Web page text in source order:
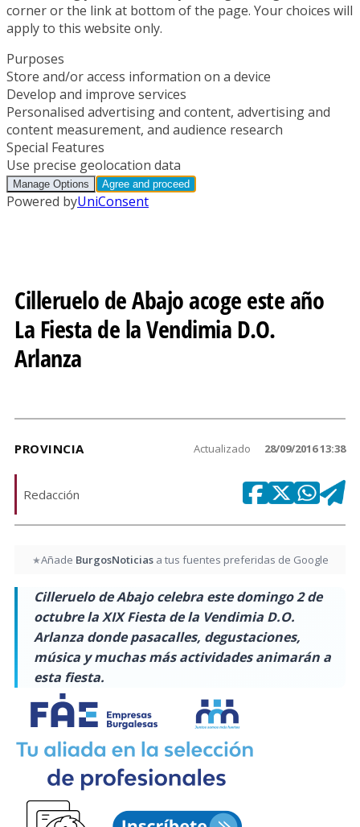
Cilleruelo de Abajo acoge este año
La Fiesta de la Vendimia D.O.
Arlanza
PROVINCIA Actualizado 28/09/2016 13:38
Redacción
★Añade BurgosNoticiasa tus fuentes preferidas de Google
Cilleruelo de Abajo celebra este domingo 2 de
octubre la XIX Fiesta de la Vendimia D.O.
Arlanza donde pasacalles, degustaciones,
música y muchas más actividades animarán a
esta fiesta.